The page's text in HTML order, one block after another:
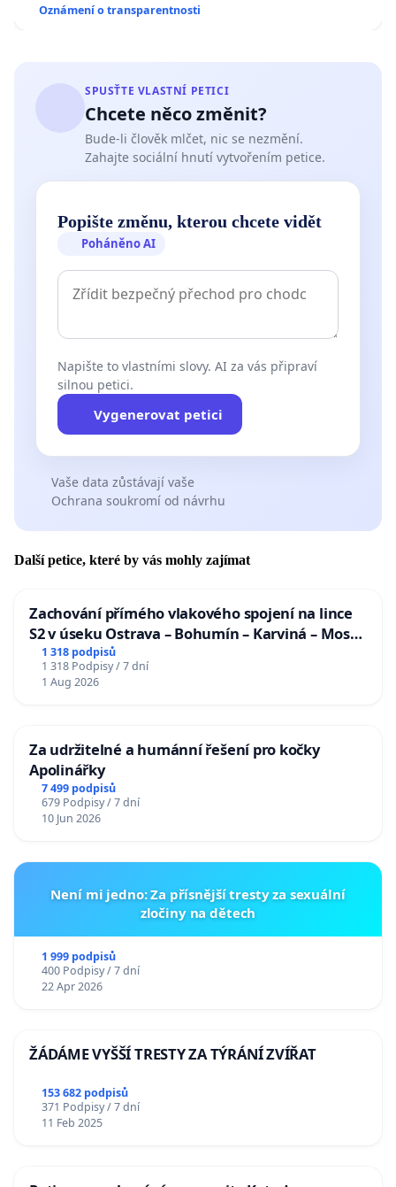
Oznámení o transparentnosti
SPUSŤTE VLASTNÍ PETICI
Chcete něco změnit?
Bude-li člověk mlčet, nic se nezmění.
Zahajte sociální hnutí vytvořením petice.
Popište změnu, kterou chcete vidět
Poháněno AI
Napište to vlastními slovy. AI za vás připraví
silnou petici.
Vygenerovat petici
Vaše data zůstávají vaše
Ochrana soukromí od návrhu
Další petice, které by vás mohly zajímat
Zachování přímého vlakového spojení na lince
S2 v úseku Ostrava – Bohumín – Karviná – Mosty
u Jablunkova
1 318 podpisů
1 318 Podpisy / 7 dní
1 Aug 2026
Za udržitelné a humánní řešení pro kočky
Apolinářky
7 499 podpisů
679 Podpisy / 7 dní
10 Jun 2026
Není mi jedno: Za přísnější tresty za sexuální
zločiny na dětech
1 999 podpisů
400 Podpisy / 7 dní
22 Apr 2026
ŽÁDÁME VYŠŠÍ TRESTY ZA TÝRÁNÍ ZVÍŘAT
153 682 podpisů
371 Podpisy / 7 dní
11 Feb 2025